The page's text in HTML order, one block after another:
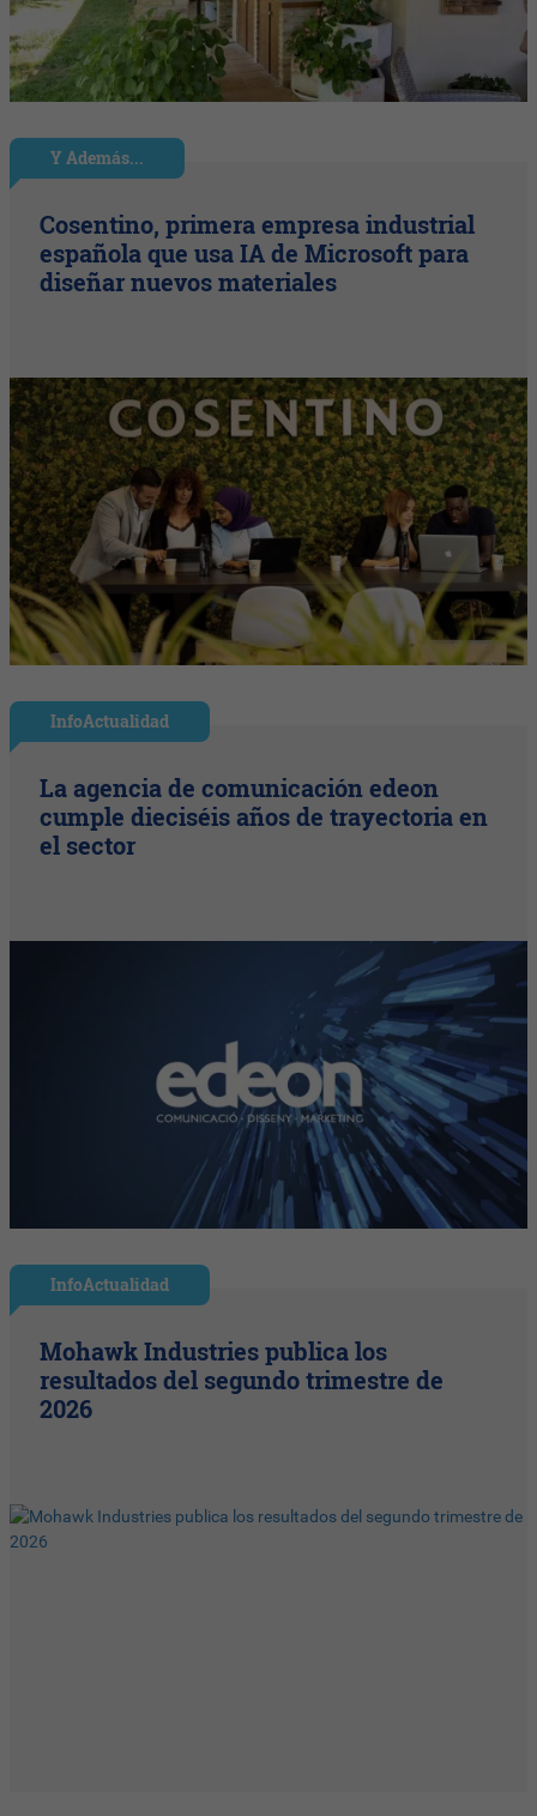
Y Además...
Cosentino, primera empresa industrial
española que usa IA de Microsoft para
diseñar nuevos materiales
InfoActualidad
La agencia de comunicación edeon
cumple dieciséis años de trayectoria en
el sector
InfoActualidad
Mohawk Industries publica los
resultados del segundo trimestre de
2026